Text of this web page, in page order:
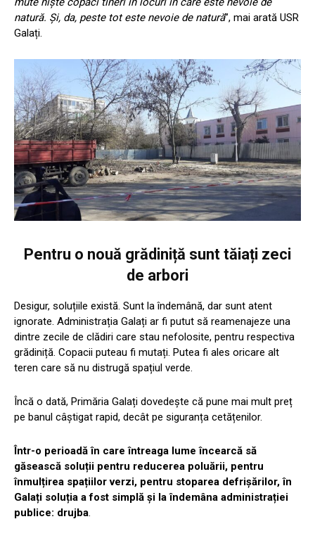
natură. Și, da, peste tot este nevoie de natură”, mai arată USR
Galați.
Pentru o nouă grădiniță sunt tăiați zeci
de arbori
Desigur, soluțiile există. Sunt la îndemână, dar sunt atent
ignorate. Administrația Galați ar fi putut să reamenajeze una
dintre zecile de clădiri care stau nefolosite, pentru respectiva
grădiniță. Copacii puteau fi mutați. Putea fi ales oricare alt
teren care să nu distrugă spațiul verde.
Încă o dată, Primăria Galați dovedește că pune mai mult preț
pe banul câștigat rapid, decât pe siguranța cetățenilor.
Într-o perioadă în care întreaga lume încearcă să
găsească soluții pentru reducerea poluării, pentru
înmulțirea spațiilor verzi, pentru stoparea defrișărilor, în
Galați soluția a fost simplă și la îndemâna administrației
publice: drujba.